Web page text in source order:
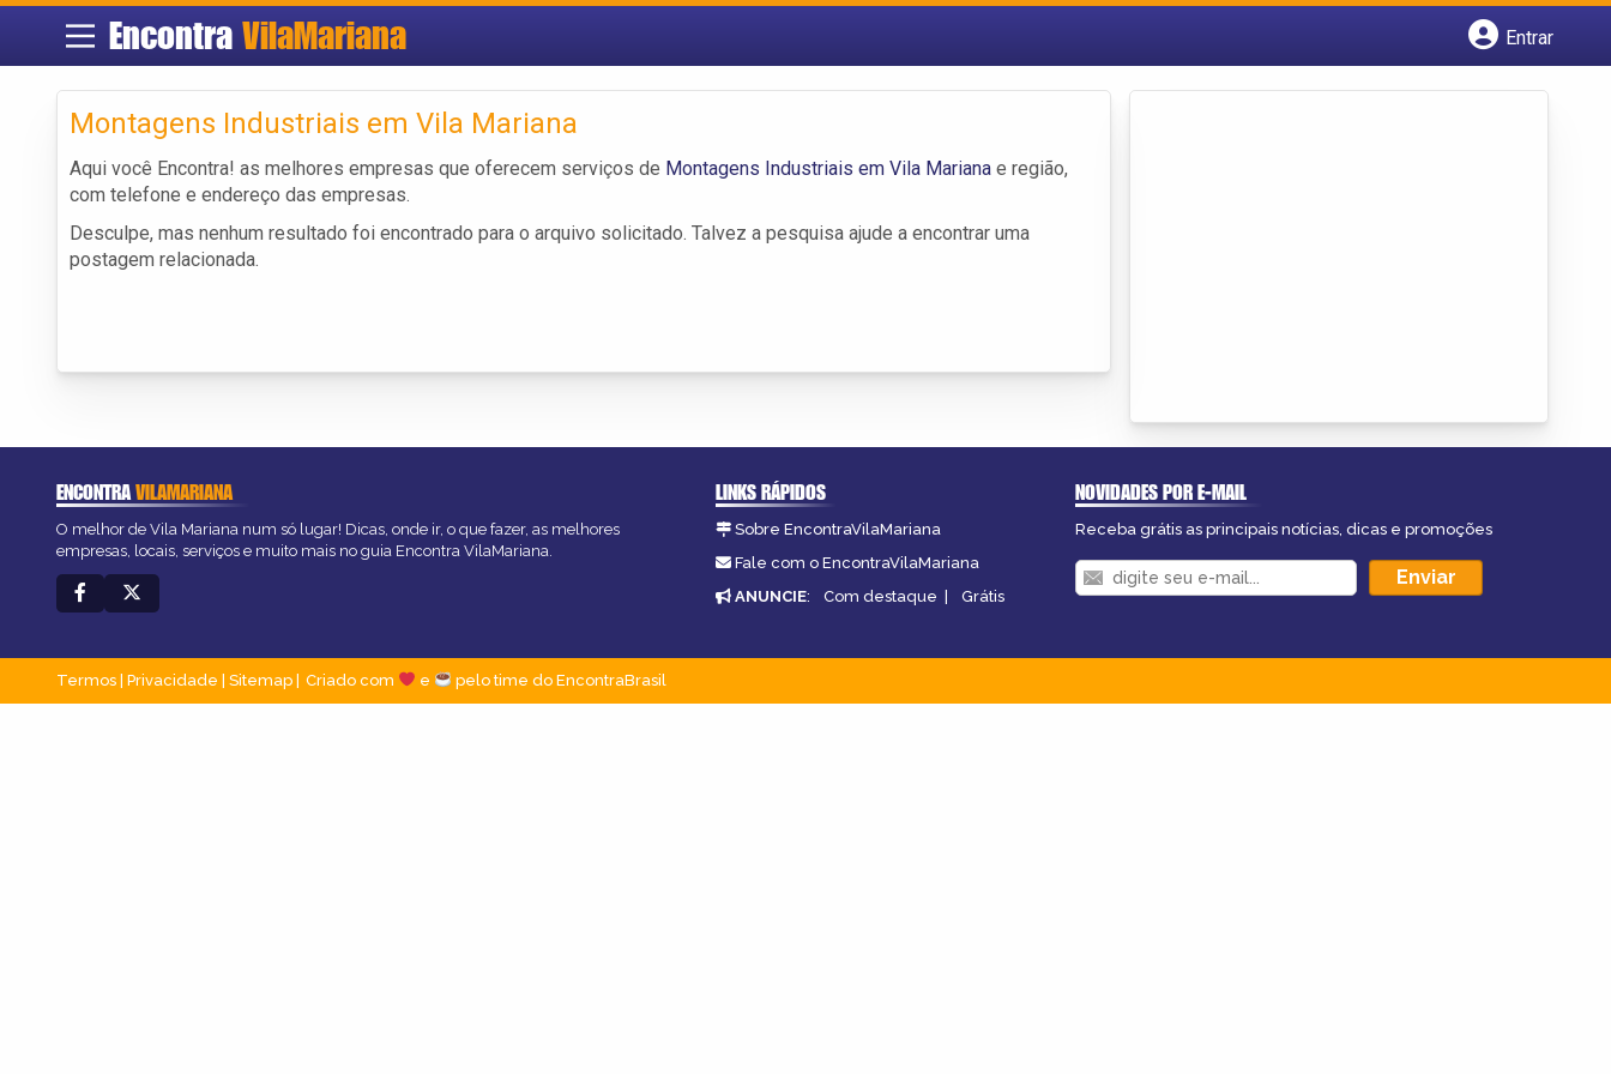
Encontra VilaMariana
Entrar
Montagens Industriais em Vila Mariana
Aqui você Encontra! as melhores empresas que oferecem serviços de Montagens Industriais em Vila Mariana e região,
com telefone e endereço das empresas.
Desculpe, mas nenhum resultado foi encontrado para o arquivo solicitado. Talvez a pesquisa ajude a encontrar uma
postagem relacionada.
ENCONTRAVILAMARIANA
O melhor de Vila Mariana num só lugar! Dicas, onde ir, o que fazer, as melhores
empresas, locais, serviços e muito mais no guia Encontra VilaMariana.
LINKS RÁPIDOS
Sobre EncontraVilaMariana
Fale com o EncontraVilaMariana
ANUNCIE: Com destaque | Grátis
NOVIDADES POR E-MAIL
Receba grátis as principais notícias, dicas e promoções
Termos Privacidade Sitemap Criado com e pelo time do EncontraBrasil